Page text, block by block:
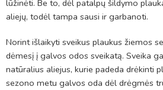
lūžinėti. Be to, dėl patalpų šildymo
aliejų, todėl tampa sausi ir garbanoti.
Norint išlaikyti sveikus plaukus žiemos
dėmesį į galvos odos sveikatą. Sveika
natūralius aliejus, kurie padeda drėkinti
sezono metu galvos oda dėl drėgmės